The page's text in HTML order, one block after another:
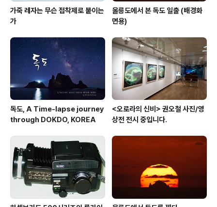
가죽 레자는 무슨 접착제로 붙이는
가
울릉도에서 본 독도 일출 (배경화
면용)
독도, A Time-lapse journey
through DOKDO, KOREA
<오로라의 신비> 권오철 사진/영
상전 전시 중입니다.